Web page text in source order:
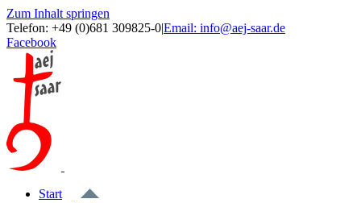
Zum Inhalt springen
Telefon: +49 (0)681 309825-0|Email: info@aej-saar.de
Facebook
Start